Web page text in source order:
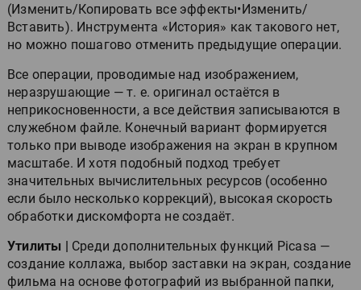
(Изменить/Копировать все эффекты•Изменить/
Вставить). Инструмента «История» как такового нет,
но можно пошагово отменить предыдущие операции.
Все операции, проводимые над изображением,
неразрушающие — т. е. оригинал остаётся в
неприкосновенности, а все действия записываются в
служебном файле. Конечный вариант формируется
только при выводе изображения на экран в крупном
масштабе. И хотя подобный подход требует
значительных вычислительных ресурсов (особенно
если было несколько коррекций), высокая скорость
обработки дискомфорта не создаёт.
Утилиты | Среди дополнительных функций Picasa —
создание коллажа, выбор заставки на экран, создание
фильма на основе фотографий из выбранной папки,